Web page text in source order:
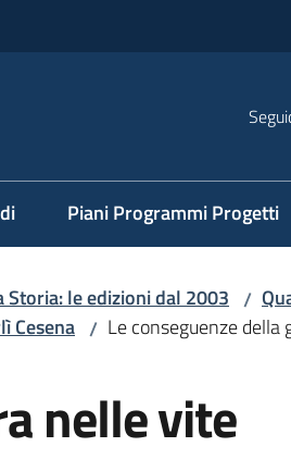
Piani Programmi Progetti
Storia: le edizioni dal 2003 /
Cesena / Le conseguenze
nelle vite